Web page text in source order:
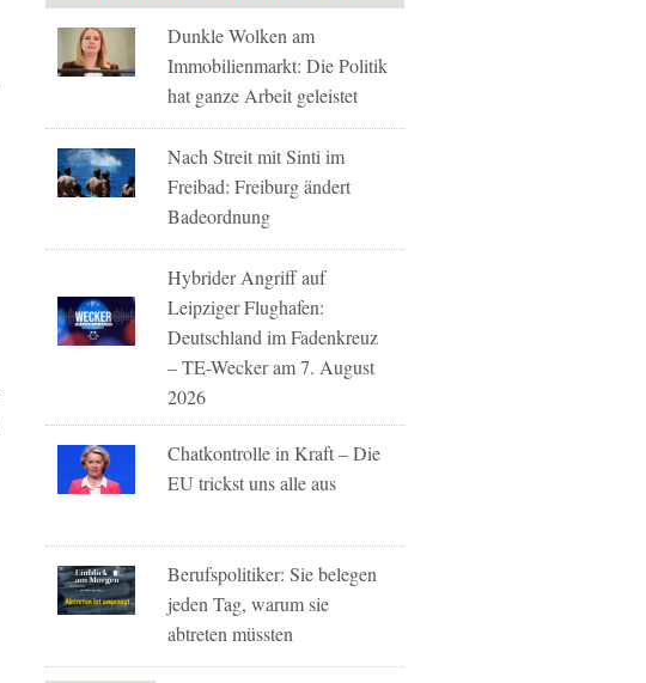
Dunkle Wolken am
Immobilienmarkt: Die Politik
hat ganze Arbeit geleistet
Nach Streit mit Sinti im
Freibad: Freiburg ändert
Badeordnung
Hybrider Angriff auf
Leipziger Flughafen:
Deutschland im Fadenkreuz
– TE-Wecker am 7. August
2026
Chatkontrolle in Kraft – Die
EU trickst uns alle aus
Berufspolitiker: Sie belegen
jeden Tag, warum sie
abtreten müssten